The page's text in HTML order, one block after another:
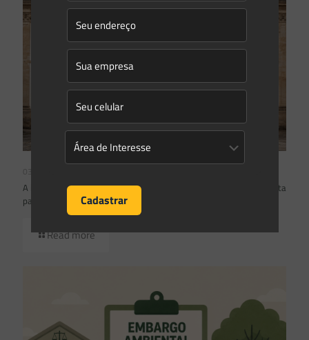
A inclusão de imóvel em inventário de patrimônio cultural não basta
para impor restrições ao direito de propriedade:
Read more